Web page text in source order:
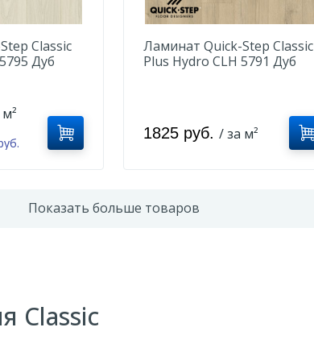
Classic
Дуб
Ламинат Quick-Step Classic
Plus Hydro CLH 5791 Дуб
1825 руб. / за м²
Показать больше товаров
Classic